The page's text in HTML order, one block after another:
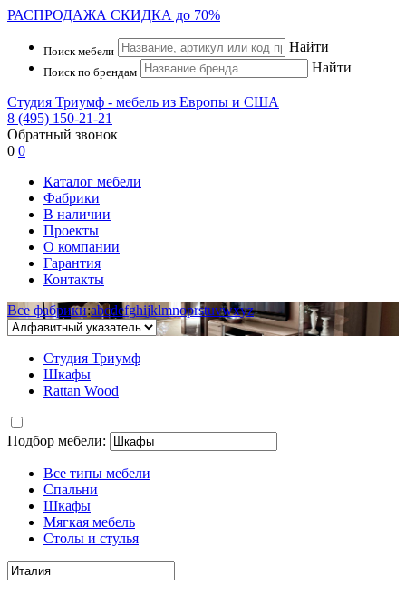
РАСПРОДАЖА СКИДКА до 70%
Поиск мебели Найти
Поиск по брендам Найти
Студия Триумф - мебель из Европы и США
8 (495) 150-21-21
Обратный звонок
0 0
Каталог мебели
Фабрики
В наличии
Проекты
О компании
Гарантия
Контакты
Все фабрики:abcdefghijklmnoprstuvwxyz
Студия Триумф
Шкафы
Rattan Wood
Подбор мебели:
Все типы мебели
Спальни
Шкафы
Мягкая мебель
Столы и стулья